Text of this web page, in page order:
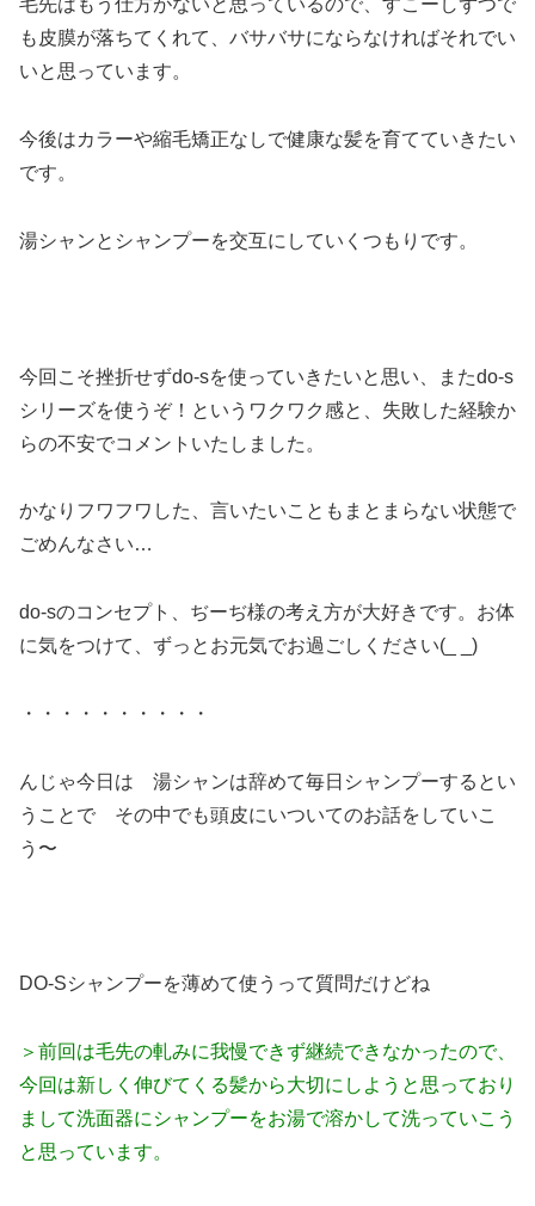
毛先はもう仕方がないと思っているので、すこーしずつで
も皮膜が落ちてくれて、バサバサにならなければそれでい
いと思っています。
今後はカラーや縮毛矯正なしで健康な髪を育てていきたい
です。
湯シャンとシャンプーを交互にしていくつもりです。
今回こそ挫折せずdo-sを使っていきたいと思い、またdo-s
シリーズを使うぞ！というワクワク感と、失敗した経験か
らの不安でコメントいたしました。
かなりフワフワした、言いたいこともまとまらない状態で
ごめんなさい…
do-sのコンセプト、ぢーぢ様の考え方が大好きです。お体
に気をつけて、ずっとお元気でお過ごしください(_ _)
・・・・・・・・・・
んじゃ今日は 湯シャンは辞めて毎日シャンプーするとい
うことで その中でも頭皮にいついてのお話をしていこ
う〜
DO-Sシャンプーを薄めて使うって質問だけどね
＞前回は毛先の軋みに我慢できず継続できなかったので、
今回は新しく伸びてくる髪から大切にしようと思っており
まして洗面器にシャンプーをお湯で溶かして洗っていこう
と思っています。